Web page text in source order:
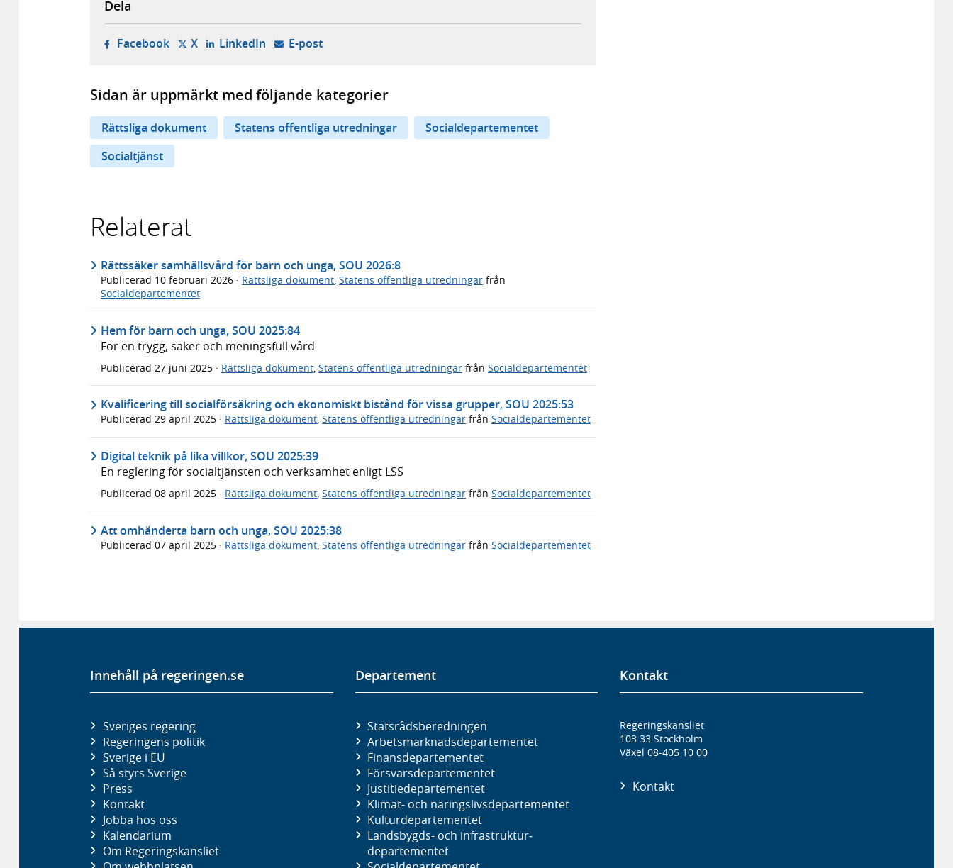
Dela
Facebook- öppnas i ny flik, extern webbplats,
X- öppnas i ny flik, extern webbplats,
LinkedIn- öppnas i ny flik, extern webbplats,
E-post- öppnar din e-postklient,
Sidan är uppmärkt med följande kategorier
Rättsliga dokument Statens offentliga utredningar
Socialdepartementet
Socialtjänst
Relaterat
Rättssäker samhällsvård för barn och unga, SOU 2026:8
Publicerad 10 februari 2026 · Rättsliga dokument, Statens offentliga utredningar från
Socialdepartementet
Hem för barn och unga, SOU 2025:84
För en trygg, säker och meningsfull vård
Publicerad 27 juni 2025 · Rättsliga dokument Statens offentliga utredningar från Socialdepartementet
Kvalificering till socialförsäkring och ekonomiskt bistånd för vissa grupper, SOU 2025:53
Publicerad 29 april 2025 · Rättsliga dokument, Statens offentliga utredningar från Socialdepartementet
Digital teknik på lika villkor, SOU 2025:39
En reglering för socialtjänsten och verksamhet enligt LSS
Publicerad 08 april 2025 · Rättsliga dokument, Statens offentliga utredningar från Socialdepartementet
Att omhänderta barn och unga, SOU 2025:38
Publicerad 07 april 2025 · Rättsliga dokument Statens offentliga utredningar från Socialdepartementet
Innehåll på regeringen.se
Sveriges regering
Regeringens politik
Sverige i EU
Så styrs Sverige
Press
Kontakt
Jobba hos oss
Kalendarium
Om Regeringskansliet
Departement
Statsrådsberedningen
Arbetsmarknads­departementet
Finans­departementet
Försvars­departementet
Justitie­departementet
Klimat- och näringslivs­departementet
Kultur­departementet
Landsbygds- och infrastruktur­
departementet
Kontakt
Regeringskansliet
103 33 Stockholm
Växel 08-405 10 00
Kontakt